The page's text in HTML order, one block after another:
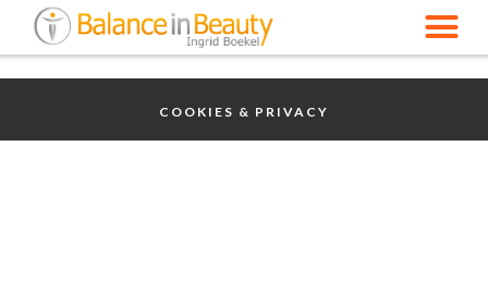
COOKIES & PRIVACY